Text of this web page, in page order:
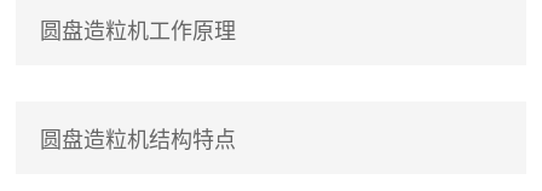
圆盘造粒机工作原理
圆盘造粒机结构特点